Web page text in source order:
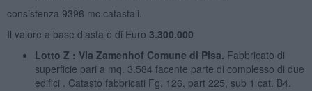
consistenza 9396 mc catastali.
Il valore a base d’asta è di Euro 3.300.000
Lotto Z : Via Zamenhof Comune di Pisa. Fabbricato di
superficie pari a mq. 3.584 facente parte di complesso di due
edifici . Catasto fabbricati Fg. 126, part 225, sub 1 cat. B4.